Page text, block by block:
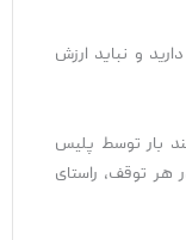
دارید و نباید ارزش
بار توسط پلیس
توقف، راستای